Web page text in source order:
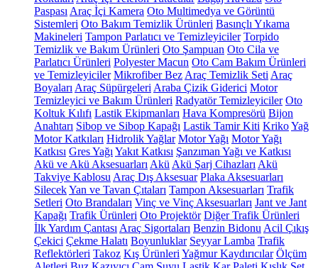
Paspası Araç İçi Kamera Oto Multimedya ve Görüntü
Sistemleri Oto Bakım Temizlik Ürünleri Basınçlı Yıkama
Makineleri Tampon Parlatıcı ve Temizleyiciler Torpido
Temizlik ve Bakım Ürünleri Oto Şampuan Oto Cila ve
Parlatıcı Ürünleri Polyester Macun Oto Cam Bakım Ürünleri
ve Temizleyiciler Mikrofiber Bez Araç Temizlik Seti Araç
Boyaları Araç Süpürgeleri Araba Çizik Giderici Motor
Temizleyici ve Bakım Ürünleri Radyatör Temizleyiciler Oto
Koltuk Kılıfı Lastik Ekipmanları Hava Kompresörü Bijon
Anahtarı Sibop ve Sibop Kapağı Lastik Tamir Kiti KrikoYağ
Motor Katkıları Hidrolik Yağlar Motor Yağı Motor Yağı
Katkısı Gres Yağı Yakıt Katkısı Şanzıman Yağı ve Katkısı
Akü ve Akü Aksesuarları Akü Akü Şarj Cihazları Akü
Takviye Kablosu Araç Dış Aksesuar Plaka Aksesuarları
SilecekYan ve Tavan Çıtaları Tampon Aksesuarları Trafik
Setleri Oto Brandaları Vinç ve Vinç Aksesuarları Jant ve Jant
Kapağı Trafik Ürünleri Oto Projektör Diğer Trafik Ürünleri
İlk Yardım Çantası Araç Sigortaları Benzin Bidonu Acil Çıkış
Çekici Çekme Halatı Boyunluklar Seyyar Lamba Trafik
Reflektörleri Takoz Kış Ürünleri Yağmur Kaydırıcılar Ölçüm